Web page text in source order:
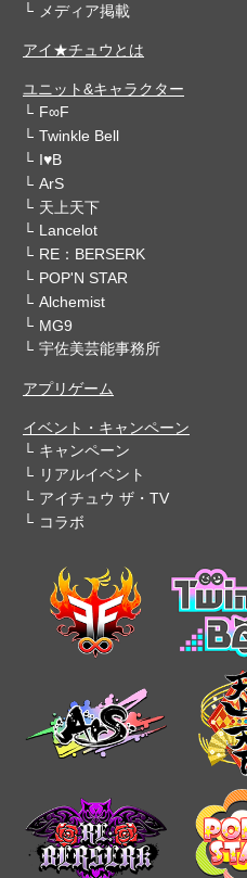
メディア掲載
アイ★チュウとは
ユニット&キャラクター
F∞F
Twinkle Bell
I♥B
ArS
天上天下
Lancelot
RE：BERSERK
POP'N STAR
Alchemist
MG9
宇佐美芸能事務所
アプリゲーム
イベント・キャンペーン
キャンペーン
リアルイベント
アイチュウ ザ・TV
コラボ